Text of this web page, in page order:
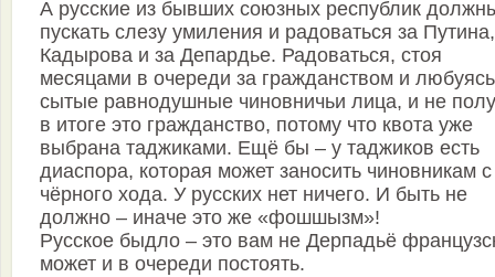
А русские из бывших союзных республик
пускать слезу умиления и радоваться за
Кадырова и за Депардье. Радоваться, стоя
месяцами в очереди за гражданством и
сытые равнодушные чиновничьи лица, и не
в итоге это гражданство, потому что квота уже
выбрана таджиками. Ещё бы – у таджиков есть
диаспора, которая может заносить чиновникам с
чёрного хода. У русских нет ничего. И быть не
должно – иначе это же «фошшызм»!
Русское быдло – это вам не Дерпадьё
может и в очереди постоять.